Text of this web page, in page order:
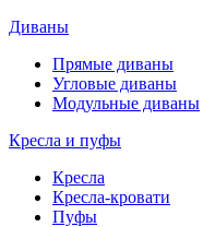
Диваны
Прямые диваны
Угловые диваны
Модульные диваны
Кресла и пуфы
Кресла
Кресла-кровати
Пуфы